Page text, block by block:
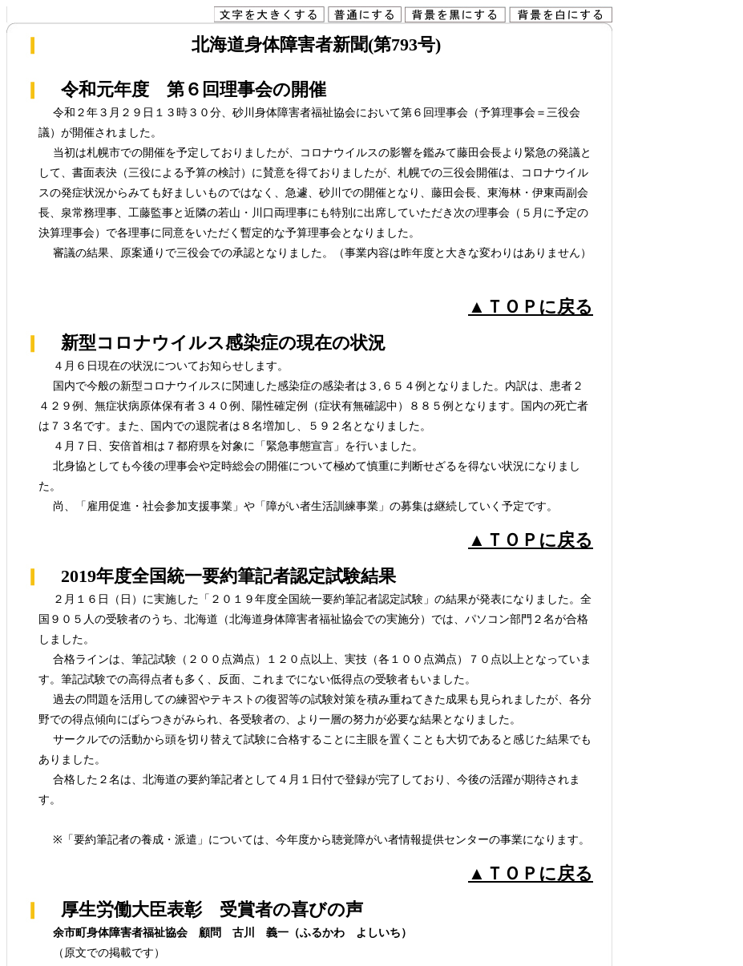
北海道身体障害者新聞(第793号)
令和元年度 第６回理事会の開催
令和２年３月２９日１３時３０分、砂川身体障害者福祉協会において第６回理事会（予算理事会＝三役会
議）が開催されました。
当初は札幌市での開催を予定しておりましたが、コロナウイルスの影響を鑑みて藤田会長より緊急の発議と
して、書面表決（三役による予算の検討）に賛意を得ておりましたが、札幌での三役会開催は、コロナウイル
スの発症状況からみても好ましいものではなく、急遽、砂川での開催となり、藤田会長、東海林・伊東両副会
長、泉常務理事、工藤監事と近隣の若山・川口両理事にも特別に出席していただき次の理事会（５月に予定の
決算理事会）で各理事に同意をいただく暫定的な予算理事会となりました。
審議の結果、原案通りで三役会での承認となりました。（事業内容は昨年度と大きな変わりはありません）
▲ＴＯＰに戻る
新型コロナウイルス感染症の現在の状況
４月６日現在の状況についてお知らせします。
国内で今般の新型コロナウイルスに関連した感染症の感染者は３,６５４例となりました。内訳は、患者２
４２９例、無症状病原体保有者３４０例、陽性確定例（症状有無確認中）８８５例となります。国内の死亡者
は７３名です。また、国内での退院者は８名増加し、５９２名となりました。
４月７日、安倍首相は７都府県を対象に「緊急事態宣言」を行いました。
北身協としても今後の理事会や定時総会の開催について極めて慎重に判断せざるを得ない状況になりまし
た。
尚、「雇用促進・社会参加支援事業」や「障がい者生活訓練事業」の募集は継続していく予定です。
▲ＴＯＰに戻る
2019年度全国統一要約筆記者認定試験結果
２月１６日（日）に実施した「２０１９年度全国統一要約筆記者認定試験」の結果が発表になりました。全
国９０５人の受験者のうち、北海道（北海道身体障害者福祉協会での実施分）では、パソコン部門２名が合格
しました。
合格ラインは、筆記試験（２００点満点）１２０点以上、実技（各１００点満点）７０点以上となっていま
す。筆記試験での高得点者も多く、反面、これまでにない低得点の受験者もいました。
過去の問題を活用しての練習やテキストの復習等の試験対策を積み重ねてきた成果も見られましたが、各分
野での得点傾向にばらつきがみられ、各受験者の、より一層の努力が必要な結果となりました。
サークルでの活動から頭を切り替えて試験に合格することに主眼を置くことも大切であると感じた結果でも
ありました。
合格した２名は、北海道の要約筆記者として４月１日付で登録が完了しており、今後の活躍が期待されま
す。
※「要約筆記者の養成・派遣」については、今年度から聴覚障がい者情報提供センターの事業になります。
▲ＴＯＰに戻る
厚生労働大臣表彰 受賞者の喜びの声
余市町身体障害者福祉協会 顧問 古川 義一（ふるかわ よしいち）
（原文での掲載です）